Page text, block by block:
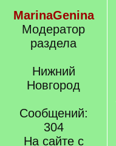
MarinaGenina
Модератор
раздела
Нижний
Новгород
Сообщений:
304
На сайте с